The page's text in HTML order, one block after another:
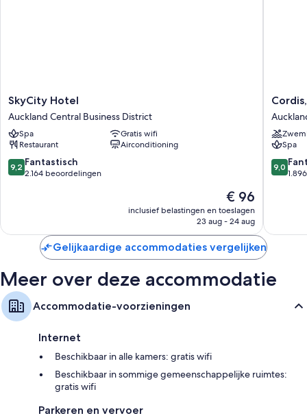
SkyCity
Hotel
Auckland
Central
Business
District
SkyCity Hotel
Auckland Central Business District
Spa
Gratis wifi
Restaurant
Airconditioning
9.2
van
9,2 Fantastisch
2.164 beoordelingen
De
prijs
is
€ 96
inclusief belastingen en toeslagen
23 aug - 24 aug
Cordis,
by
Group
Spa
9.0
van
9,0
Gelijkaardige accommodaties vergelijken
Meer over deze accommodatie
Accommodatie-voorzieningen
Internet
Beschikbaar in alle kamers: gratis wifi
Beschikbaar in sommige gemeenschappelijke ruimtes:
gratis wifi
Parkeren en vervoer